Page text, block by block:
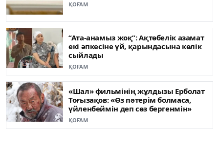
ҚОҒАМ
“Ата-анамыз жоқ”: Ақтөбелік азамат
екі әпкесіне үй, қарындасына көлік
сыйлады
ҚОҒАМ
«Шал» фильмінің жұлдызы Ерболат
Тоғызақов: «Өз пәтерім болмаса,
үйленбеймін деп сөз бергенмін»
ҚОҒАМ